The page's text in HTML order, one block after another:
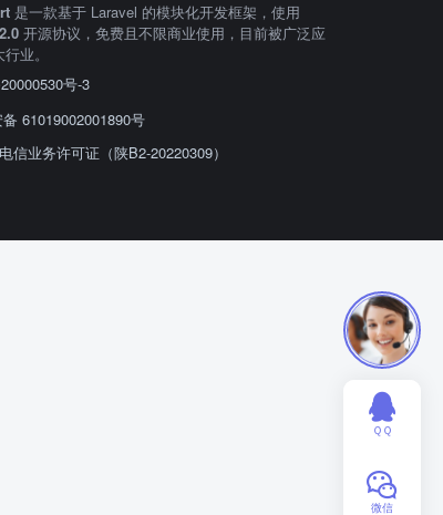
是一款基于 Laravel 的模块化开发框架，使用
开源协议，免费且不限商业使用，目前被广泛应
业。
号-3
61019002001890号
信业务许可证（陕B2-20220309）
ＱＱ
微信